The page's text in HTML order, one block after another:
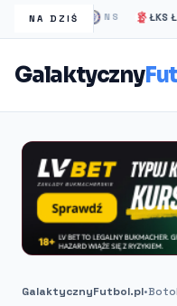
NA DZIŚ
Londyn NS ŁKS
Galaktyczny
GalaktycznyFutbol.pl•